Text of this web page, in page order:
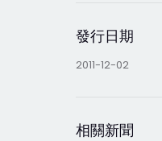
發行日期
2011-12-02
相關新聞